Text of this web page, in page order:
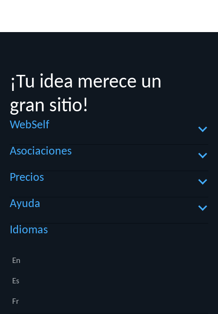
¡Tu idea merece un
gran sitio!
WebSelf
Sobre WebSelf
Implicación social
Asociaciones
Asociaciones
Precios
Nombre de dominio
Sitio personalizado
Ayuda
Centro de ayuda
Idiomas
En
Es
Fr